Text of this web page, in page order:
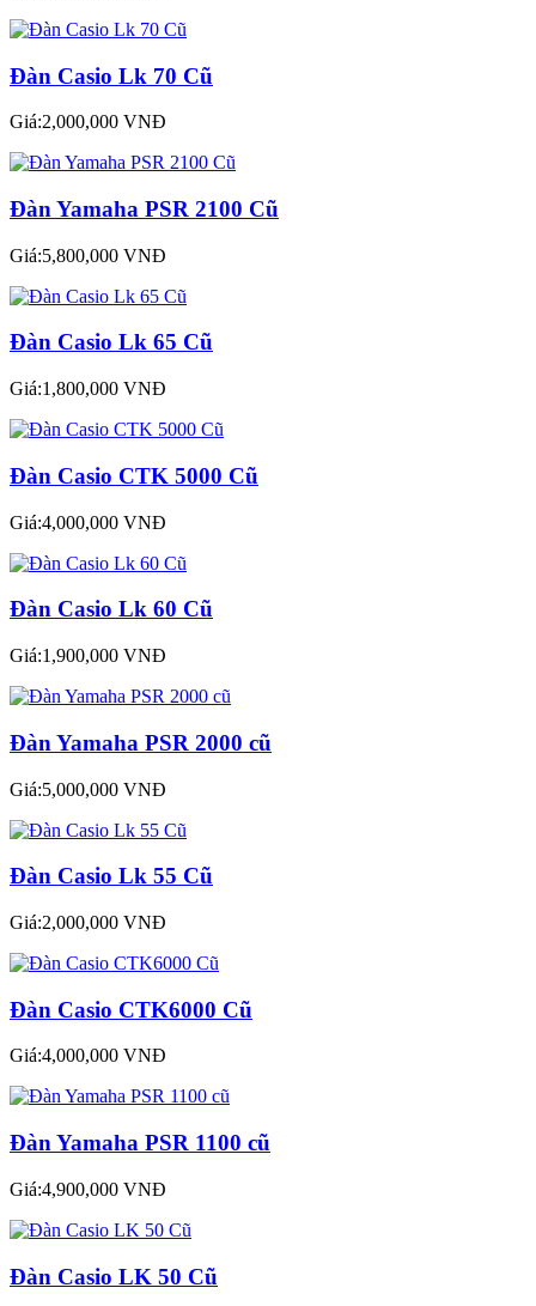
Đàn Casio Lk 70 Cũ
Giá:2,000,000 VNĐ
Đàn Yamaha PSR 2100 Cũ
Giá:5,800,000 VNĐ
Đàn Casio Lk 65 Cũ
Giá:1,800,000 VNĐ
Đàn Casio CTK 5000 Cũ
Giá:4,000,000 VNĐ
Đàn Casio Lk 60 Cũ
Giá:1,900,000 VNĐ
Đàn Yamaha PSR 2000 cũ
Giá:5,000,000 VNĐ
Đàn Casio Lk 55 Cũ
Giá:2,000,000 VNĐ
Đàn Casio CTK6000 Cũ
Giá:4,000,000 VNĐ
Đàn Yamaha PSR 1100 cũ
Giá:4,900,000 VNĐ
Đàn Casio LK 50 Cũ